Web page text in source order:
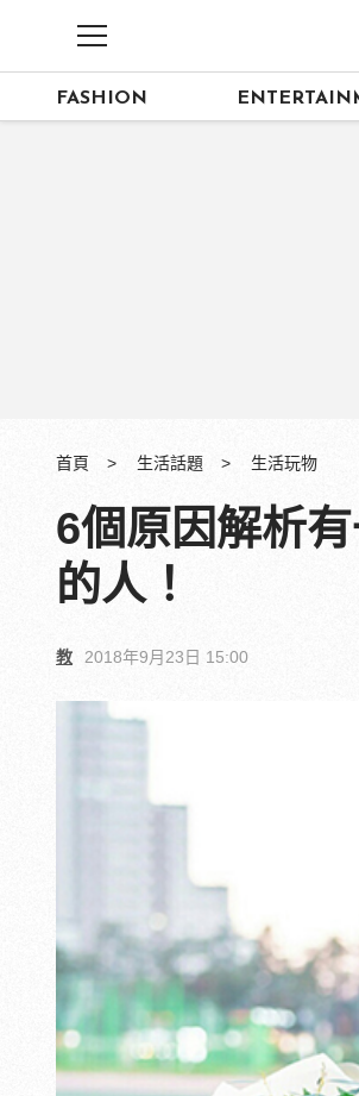
FASHION
首頁 生活話題 生活玩物
6個原因解析
的人！
教 2018年9月23日 15:00